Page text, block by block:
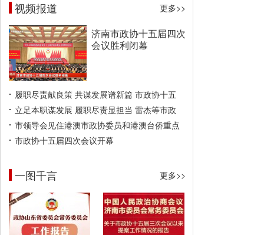
视频报道 更多>>
济南市政协十五届四次
会议胜利闭幕
履职尽责献良策 共谋发展谱新篇 市政协十五
立足本职谋发展 履职尽责显担当 雷杰等市政
市领导会见住港澳市政协委员和港澳台侨重点
市政协十五届四次会议开幕
一图千言 更多>>